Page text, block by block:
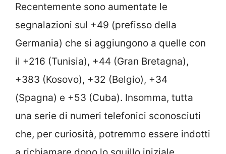
Recentemente sono aumentate le
segnalazioni sul +49 (prefisso della
Germania) che si aggiungono a quelle con
il +216 (Tunisia), +44 (Gran Bretagna),
+383 (Kosovo), +32 (Belgio), +34
(Spagna) e +53 (Cuba). Insomma, tutta
una serie di numeri telefonici sconosciuti
che, per curiosità, potremmo essere indotti